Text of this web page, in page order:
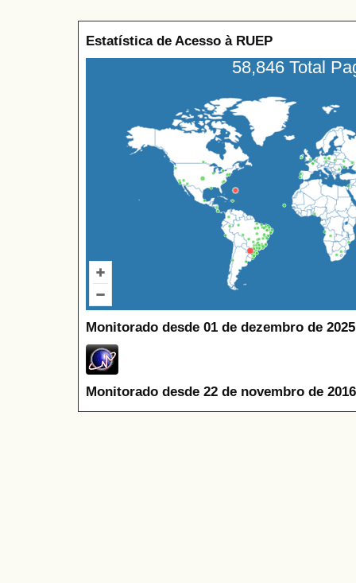
Estatística de Acesso à RUEP
58,846 Total
Monitorado desde 01 de dezembro de
Monitorado desde 22 de novembro de